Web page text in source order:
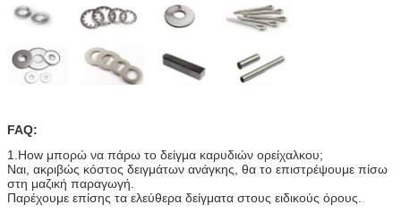
FAQ:
1.How μπορώ να πάρω το δείγμα καρυδιών ορείχαλκου;
Ναι, ακριβώς κόστος δειγμάτων ανάγκης, θα το επιστρέψουμε πίσω
στη μαζική παραγωγή.
Παρέχουμε επίσης τα ελεύθερα δείγματα στους ειδικούς όρους.